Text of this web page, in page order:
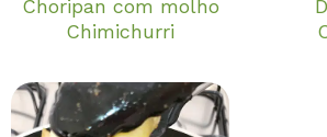
Choripan com molho
Chimichurri